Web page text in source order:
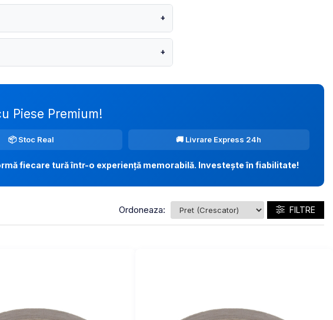
+
+
Piese Premium!
📦 Stoc Real 🚚 Livrare Express 24h
fiecare tură într-o experiență memorabilă. Investește în fiabilitate!
FILTRE
Ordoneaza: